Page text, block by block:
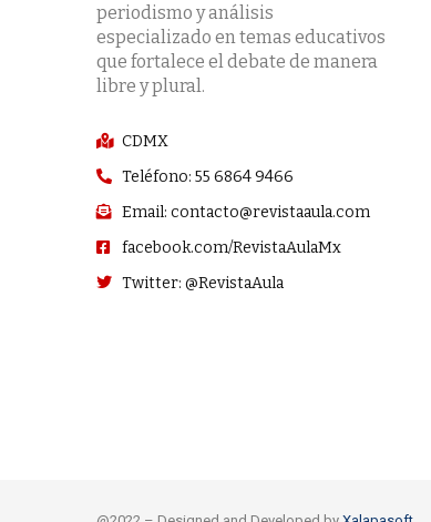
periodismo y análisis
especializado en temas educativos
que fortalece el debate de manera
libre y plural.
CDMX
Teléfono: 55 6864 9466
Email: contacto@revistaaula.com
facebook.com/RevistaAulaMx
Twitter: @RevistaAula